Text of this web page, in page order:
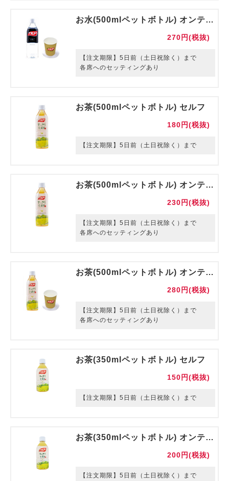
お水(500mlペットボトル) オンテーブル 紙コップ・コースター付き
270円(税抜)
【注文期限】5日前（土日祝除く）まで
各席へのセッティングあり
お茶(500mlペットボトル) セルフ
180円(税抜)
【注文期限】5日前（土日祝除く）まで
お茶(500mlペットボトル) オンテーブル
230円(税抜)
【注文期限】5日前（土日祝除く）まで
各席へのセッティングあり
お茶(500mlペットボトル) オンテーブル 紙コップ・コースター付き
280円(税抜)
【注文期限】5日前（土日祝除く）まで
各席へのセッティングあり
お茶(350mlペットボトル) セルフ
150円(税抜)
【注文期限】5日前（土日祝除く）まで
お茶(350mlペットボトル) オンテーブル
200円(税抜)
【注文期限】5日前（土日祝除く）まで